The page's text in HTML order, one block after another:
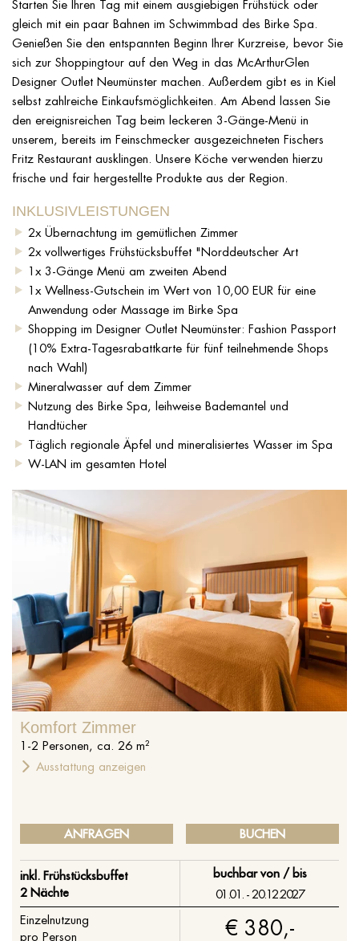
Starten Sie Ihren Tag mit einem ausgiebigen Frühstück oder
gleich mit ein paar Bahnen im Schwimmbad des Birke Spa.
Genießen Sie den entspannten Beginn Ihrer Kurzreise, bevor Sie
sich zur Shoppingtour auf den Weg in das McArthurGlen
Designer Outlet Neumünster machen. Außerdem gibt es in Kiel
selbst zahlreiche Einkaufsmöglichkeiten. Am Abend lassen Sie
den ereignisreichen Tag beim leckeren 3-Gänge-Menü in
unserem, bereits im Feinschmecker ausgezeichneten Fischers
Fritz Restaurant ausklingen. Unsere Köche verwenden hierzu
frische und fair hergestellte Produkte aus der Region.
INKLUSIVLEISTUNGEN
2x Übernachtung im gemütlichen Zimmer
2x vollwertiges Frühstücksbuffet "Norddeutscher Art
1x 3-Gänge Menü am zweiten Abend
1x Wellness-Gutschein im Wert von 10,00 EUR für eine
Anwendung oder Massage im Birke Spa
Shopping im Designer Outlet Neumünster: Fashion Passport
(10% Extra-Tagesrabattkarte für fünf teilnehmende Shops
nach Wahl)
Mineralwasser auf dem Zimmer
Nutzung des Birke Spa, leihweise Bademantel und
Handtücher
Täglich regionale Äpfel und mineralisiertes Wasser im Spa
W-LAN im gesamten Hotel
Komfort Zimmer
1 -2 Personen, ca. 26 m²
Ausstattung anzeigen
ANFRAGEN BUCHEN
inkl. Frühstücksbuffet
2 Nächte
buchbar von / bis
01.01. - 20.12.2027
Einzelnutzung
pro Person
€ 380,-